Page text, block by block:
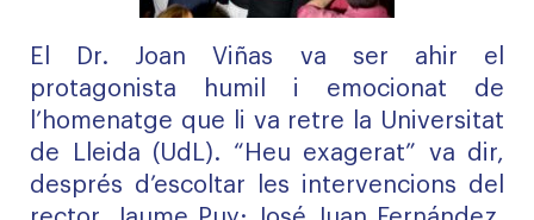
El Dr. Joan Viñas va ser ahir el
protagonista humil i emocionat de
l’homenatge que li va retre la Universitat
de Lleida (UdL). “Heu exagerat” va dir,
després d’escoltar les intervencions del